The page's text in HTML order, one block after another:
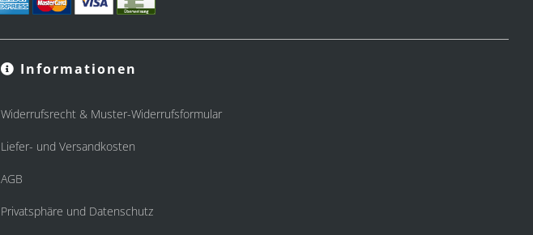
Informationen
Widerrufsrecht & Muster-Widerrufsformular
Liefer- und Versandkosten
AGB
Privatsphäre und Datenschutz